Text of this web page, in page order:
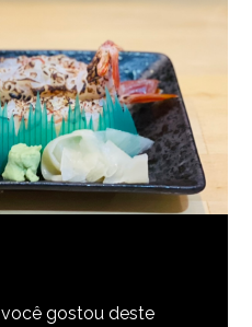
você gostou deste